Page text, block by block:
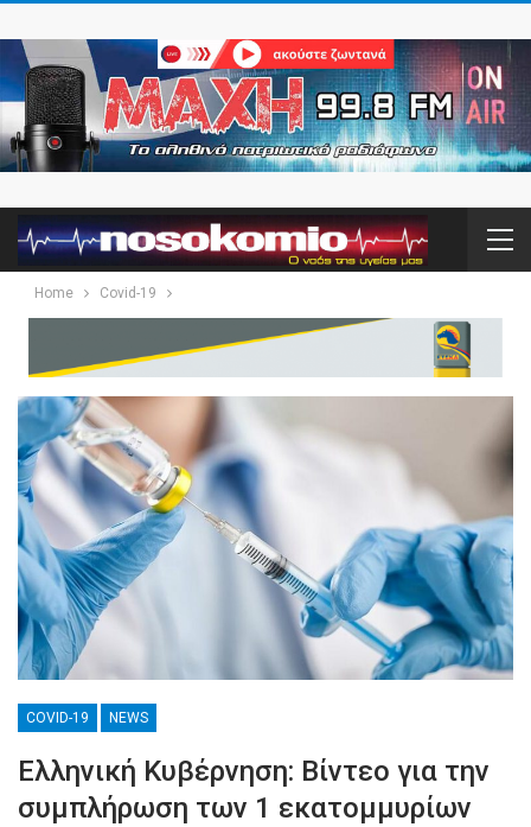
Home Covid-19
COVID-19 NEWS
Ελληνική Κυβέρνηση: Βίντεο για την
συμπλήρωση των 1 εκατομμυρίων